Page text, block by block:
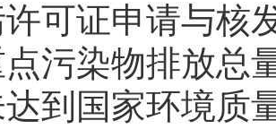
可证申请与核
污染物排放总
到国家环境质